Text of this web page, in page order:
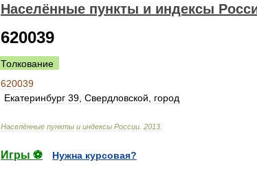
Населённые пункты и индексы
620039
Толкование
620039
Екатеринбург 39 Свердловской город
Населённые пункты и индексы России 2013
Игры ⚽
Нужна курсовая?